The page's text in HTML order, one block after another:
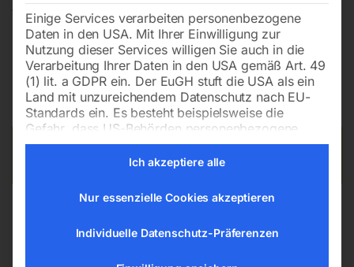
finden Sie hochwertige Artikel zu unschlagbaren
Konditionen. Greifen Sie schnell zu und verpassen Sie
nicht die Chance auf Top-Produkte zum
Schnäppchenpreis!
Es wurden keine Produkte gefunden, die deiner Auswahl
Einige Services verarbeiten personenbezogene
Daten in den USA. Mit Ihrer Einwilligung zur
Nutzung dieser Services willigen Sie auch in die
Verarbeitung Ihrer Daten in den USA gemäß Art. 49
(1) lit. a GDPR ein. Der EuGH stuft die USA als ein
Land mit unzureichendem Datenschutz nach EU-
Standards ein. Es besteht beispielsweise die
Gefahr, dass US-Behörden personenbezogene
Daten in Überwachungsprogrammen verarbeiten,
ohne dass für Europäerinnen und Europäer eine
Es folgt eine Liste der Service-Gruppen, für die eine
grundlegende Funktionen und sind für das
Ich akzeptiere alle
Nur essenzielle Cookies akzeptieren
Individuelle Datenschutz-Präferenzen